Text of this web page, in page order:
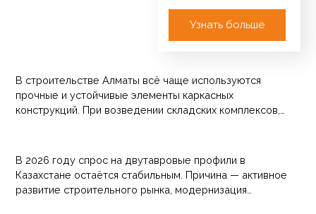
Катанка / Круг / ТУ
Сетка кладочная…
Узнать больше
В строительстве Алматы всё чаще используются
прочные и устойчивые элементы каркасных
конструкций. При возведении складских комплексов,
балка стальная двутавровая 30Б1 из стали Ст3. Такой
профиль обеспечивает высокую несущую способность
В 2026 году спрос на двутавровые профили в
Казахстане остаётся стабильным. Причина — активное
развитие строительного рынка, модернизация